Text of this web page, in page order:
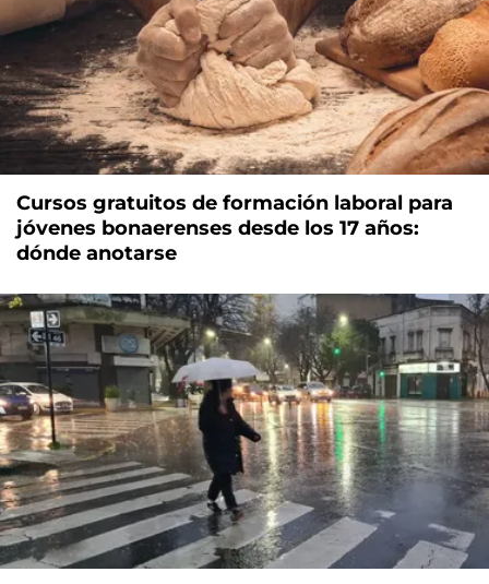
Cursos gratuitos de formación laboral para
jóvenes bonaerenses desde los 17 años:
dónde anotarse